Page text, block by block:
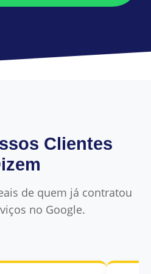
Clientes
de quem já contratou
no Google.